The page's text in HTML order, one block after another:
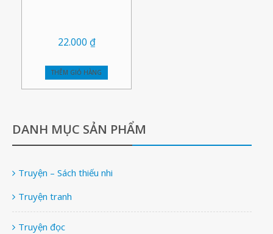
22.000 ₫
THÊM GIỎ HÀNG
DANH MỤC SẢN PHẨM
Truyện – Sách thiếu nhi
Truyện tranh
Truyện đọc